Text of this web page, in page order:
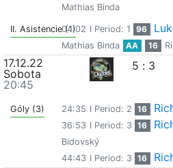
Mathias Binda
II. Asistencie (1)
04:02 I Period: 1 96
Mathias Binda
AA 16
17.12.22
Sobota
20:45
5 : 3
Góly (3) 24:35 I Period: 2 16
36:53 I Period: 3 16
Bidovský
44:43 I Period: 3 16